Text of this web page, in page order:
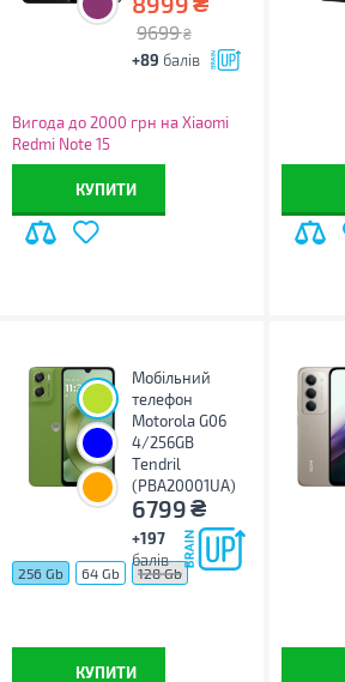
9699 ₴
+89 балів
Вигода до 2000 грн на Xiaomi
Redmi Note 15
КУПИТИ
Мобільний
телефон
Motorola G06
4/256GB
Tendril
(PBA20001UA)
6799₴
+197
балів
256 Gb 64 Gb 128 Gb
КУПИТИ